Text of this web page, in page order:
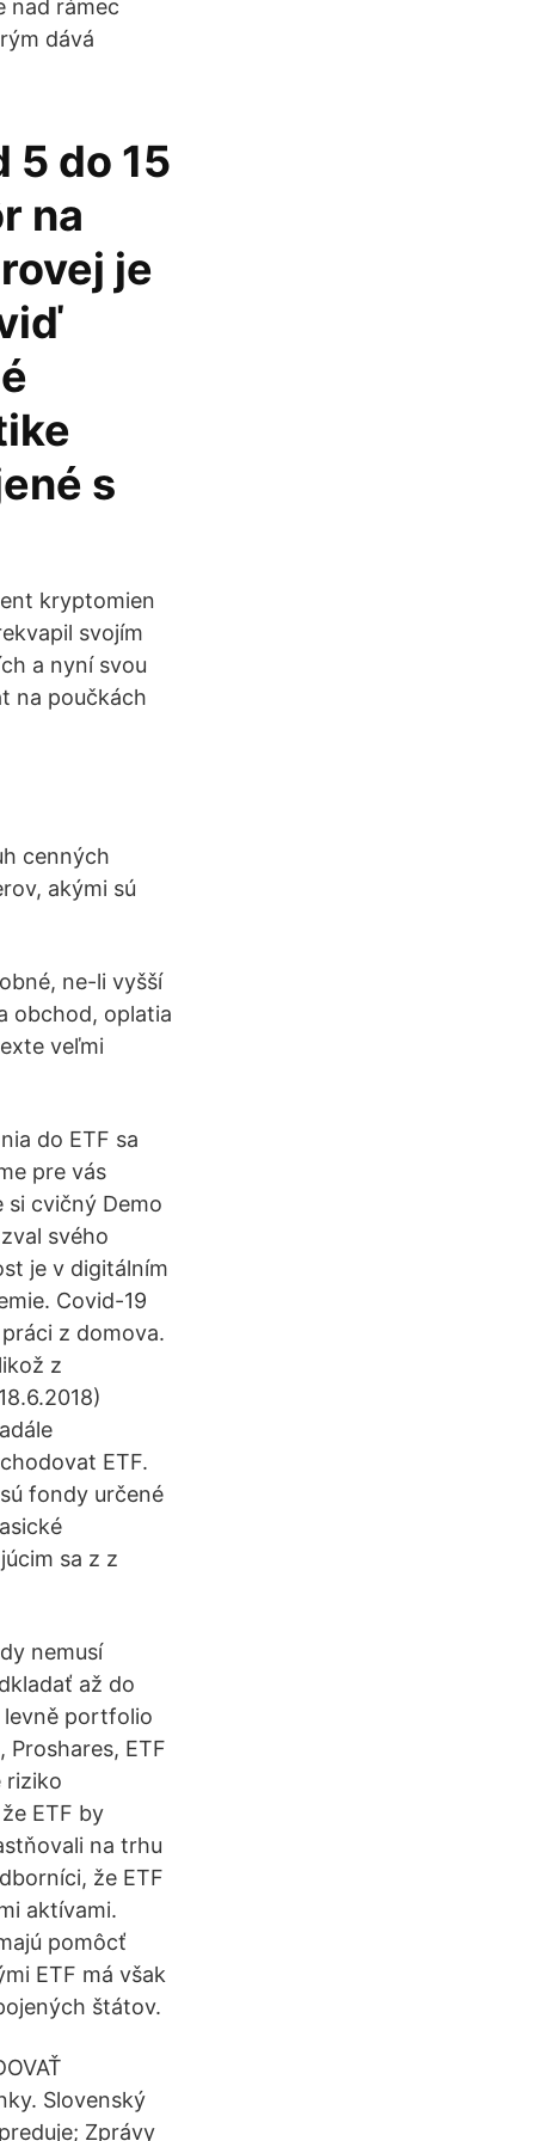
nad rámec
dává
5 do 15
na
je
s
kryptomien
svojím
a nyní svou
na poučkách
cenných
akými sú
ne-li vyšší
obchod, oplatia
veľmi
do ETF sa
pre vás
cvičný Demo
svého
je v digitálním
Covid-19
z domova.
z
ETF.
fondy určené
sa z z
nemusí
až do
levně portfolio
Proshares, ETF
riziko
ETF by
na trhu
že ETF
aktívami.
pomôcť
ETF má však
štátov.
Slovenský
Zprávy